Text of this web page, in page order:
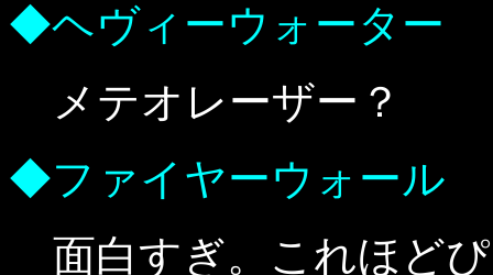
◆ヘヴィーウォーター
メテオレーザー？
◆ファイヤーウォール
面白すぎ。これほど